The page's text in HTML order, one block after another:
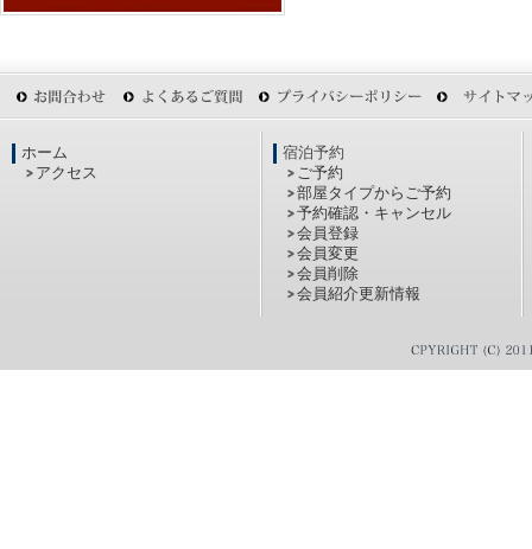
ホーム
アクセス
宿泊予約
ご予約
部屋タイプからご予約
予約確認・キャンセル
会員登録
会員変更
会員削除
会員紹介更新情報